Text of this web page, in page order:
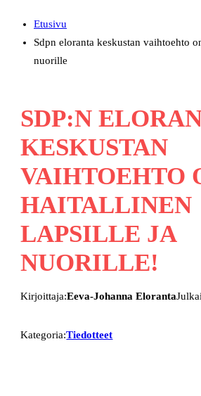
Etusivu
Sdpn eloranta keskustan vaihtoehto
nuorille
SDP:N
KESKUSTAN
VAIHTOEHTO
HAITALLINEN
LAPSILLE JA
NUORILLE!
Kirjoittaja:Eeva-Johanna Eloranta
Kategoria:Tiedotteet